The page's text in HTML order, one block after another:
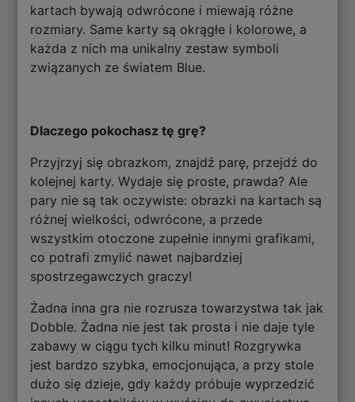
kartach bywają odwrócone i miewają różne
rozmiary. Same karty są okrągłe i kolorowe, a
każda z nich ma unikalny zestaw symboli
związanych ze światem Blue.
Dlaczego pokochasz tę grę?
Przyjrzyj się obrazkom, znajdź parę, przejdź do
kolejnej karty. Wydaje się proste, prawda? Ale
pary nie są tak oczywiste: obrazki na kartach są
różnej wielkości, odwrócone, a przede
wszystkim otoczone zupełnie innymi grafikami,
co potrafi zmylić nawet najbardziej
spostrzegawczych graczy!
Żadna inna gra nie rozrusza towarzystwa tak jak
Dobble. Żadna nie jest tak prosta i nie daje tyle
zabawy w ciągu tych kilku minut! Rozgrywka
jest bardzo szybka, emocjonująca, a przy stole
dużo się dzieje, gdy każdy próbuje wyprzedzić